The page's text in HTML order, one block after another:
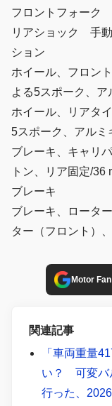
フロントフォーク
リアショック 手
ション
ホイール、フロン
よる5スポーク、ア
ホイール、リアタ
5スポーク、アルミ
ブレーキ、キャリ
トン、リア固定/
ブレーキ
ブレーキ、ロータ
ター（フロント）
Motor
関連記事
「車両重量
い？ 可変バ
行った、